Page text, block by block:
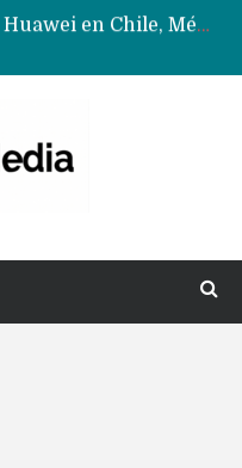
Data Centers de Huawei en Chile, México, Brasil,Perú y Argentina podrían verse afectados por arremetida de EE.UU